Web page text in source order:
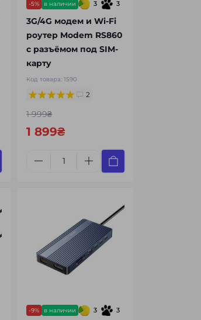
-5% в наличии 3 3
3G/4G модем и Wi-Fi
роутер Modem RS860
с разъёмом под SIM-
карту
Код товара:1590
2
1 999₴
1 899₴
-9% в наличии 3 3